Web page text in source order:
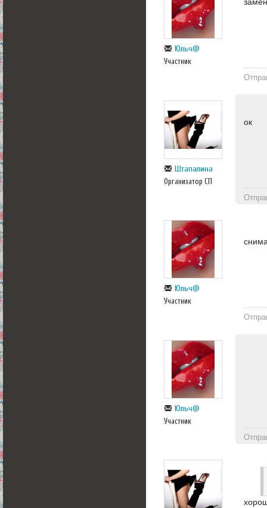
Юльч@
Участник
Штапалина
Организатор СП
ок
Юльч@
Участник
Юльч@
Участник